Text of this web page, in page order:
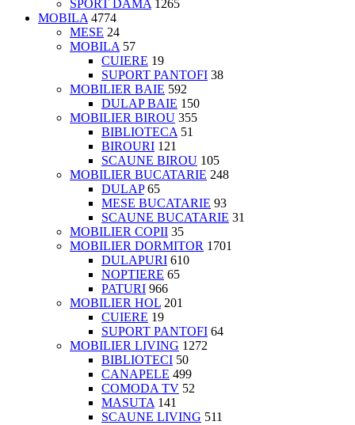
SPORT DAMA 1265
MOBILA 4774
MESE 24
MOBILA 57
CUIERE 19
SUPORT PANTOFI 38
MOBILIER BAIE 592
DULAP BAIE 150
MOBILIER BIROU 355
BIBLIOTECA 51
BIROURI 121
SCAUNE BIROU 105
MOBILIER BUCATARIE 248
DULAP 65
MESE BUCATARIE 93
SCAUNE BUCATARIE 31
MOBILIER COPII 35
MOBILIER DORMITOR 1701
DULAPURI 610
NOPTIERE 65
PATURI 966
MOBILIER HOL 201
CUIERE 19
SUPORT PANTOFI 64
MOBILIER LIVING 1272
BIBLIOTECI 50
CANAPELE 499
COMODA TV 52
MASUTA 141
SCAUNE LIVING 511